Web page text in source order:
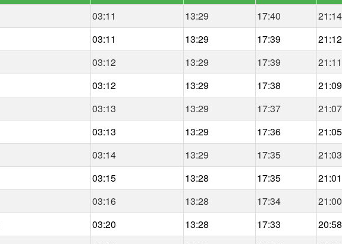
03:11 13:29 17:40 21:14
03:11 13:29 17:39 21:12
03:12 13:29 17:39 21:11
03:12 13:29 17:38 21:09
03:13 13:29 17:37 21:07
03:13 13:29 17:36 21:05
03:14 13:29 17:35 21:03
03:15 13:28 17:35 21:01
03:16 13:28 17:34 21:00
03:20 13:28 17:33 20:58